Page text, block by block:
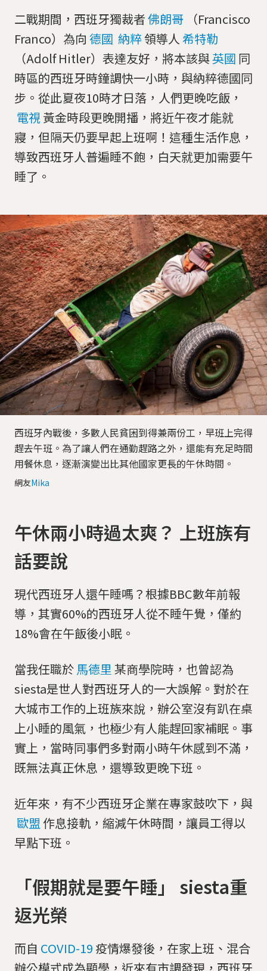
二戰期間，西班牙獨裁者佛朗哥
（Francisco
Franco）為向 德國 納粹領導人 希特勒
（Adolf Hitler）表達友好，將本該與英國 同
時區的西班牙時鐘調快一小時，與納粹德國同
步。從此夏夜10時才日落，人們更晚吃飯，
電視 黃金時段更晚開播，將近午夜才能就
寢，但隔天仍要早起上班啊！這種生活作息，
導致西班牙人普遍睡不飽，白天就更加需要午
睡了。
西班牙內戰後，多數人民貧困到得兼兩份工，早班上完得
趕去午班。為了讓人們在通勤趕路之外，還能有充足時間
用餐休息，逐漸演變出比其他國家更長的午休時間。
網友Mika
午休兩小時過太爽？ 上班族有
話要說
現代西班牙人還午睡嗎？根據BBC數年前報
導，其實60%的西班牙人從不睡午覺，僅約
18%會在午飯後小眠。
當我任職於馬德里 某商學院時，也曾認為
siesta是世人對西班牙人的一大誤解。對於在
大城市工作的上班族來說，辦公室沒有趴在桌
上小睡的風氣，也極少有人能趕回家補眠。事
實上，當時同事們多對兩小時午休感到不滿，
既無法真正休息，還導致更晚下班。
近年來，有不少西班牙企業在專家鼓吹下，與
歐盟 作息接軌，縮減午休時間，讓員工得以
早點下班。
「假期就是要午睡」 siesta重
返光榮
而自 COVID-19 疫情爆發後，在家上班、混合